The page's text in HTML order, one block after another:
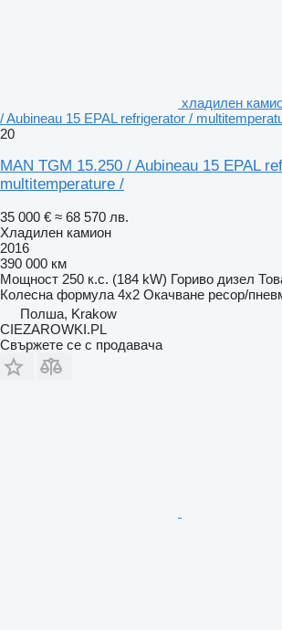
хладилен
/ Aubineau 15 EPAL refrigerator /
20
MAN TGM 15.250 / Aubineau 15 EPAL
multitemperature /
35 000 € ≈ 68 570 лв.
Хладилен камион
2016
390 000 км
Мощност 250 к.с. (184 kW) Гориво дизел
Колесна формула 4x2 Окачване ресор/
Полша, Krakow
CIEZAROWKI.PL
Свържете се с продавача